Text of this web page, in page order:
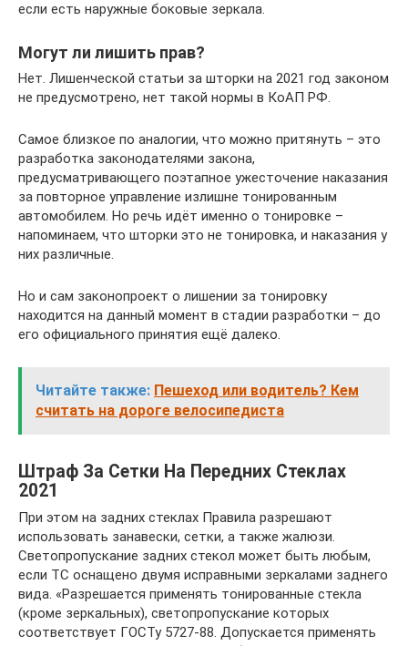
если есть наружные боковые зеркала.
Могут ли лишить прав?
Нет. Лишенческой статьи за шторки на 2021 год законом
не предусмотрено, нет такой нормы в КоАП РФ.
Самое близкое по аналогии, что можно притянуть – это
разработка законодателями закона,
предусматривающего поэтапное ужесточение наказания
за повторное управление излишне тонированным
автомобилем. Но речь идёт именно о тонировке –
напоминаем, что шторки это не тонировка, и наказания у
них различные.
Но и сам законопроект о лишении за тонировку
находится на данный момент в стадии разработки – до
его официального принятия ещё далеко.
Читайте также: Пешеход или водитель? Кем
считать на дороге велосипедиста
Штраф За Сетки На Передних Стеклах
2021
При этом на задних стеклах Правила разрешают
использовать занавески, сетки, а также жалюзи.
Светопропускание задних стекол может быть любым,
если ТС оснащено двумя исправными зеркалами заднего
вида. «Разрешается применять тонированные стекла
(кроме зеркальных), светопропускание которых
соответствует ГОСТу 5727-88. Допускается применять